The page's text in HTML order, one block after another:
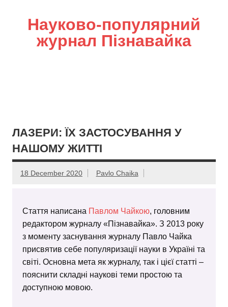
Науково-популярний
журнал Пізнавайка
ЛАЗЕРИ: ЇХ ЗАСТОСУВАННЯ У
НАШОМУ ЖИТТІ
18 December 2020 Pavlo Chaika
Стаття написана Павлом Чайкою, головним
редактором журналу «Пізнавайка». З 2013 року
з моменту заснування журналу Павло Чайка
присвятив себе популяризації науки в Україні та
світі. Основна мета як журналу, так і цієї статті –
пояснити складні наукові теми простою та
доступною мовою.